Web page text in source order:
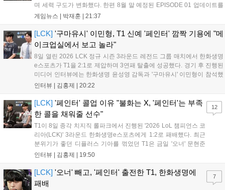
며 세력 구도가 변화했다. 한편 8월 말 예정된 EPISODE 01 업데이트를
통해 월드 콘텐츠가 추가될 예정이며, 이를 통해 추후 주신 및 절대신에
더욱 가속화될 전망이다....
게임뉴스 | 박재훈 21:37
[LCK] '구마유시' 이민형, T1 신예 '페인터' 깜짝 기용에 "메
이크업실에서 보고 놀라"
8일 열린 2026 LCK 정규 시즌 3라운드 레전드 그룹 매치에서 한화생명
e스포츠가 T1을 2:1로 제압하며 3연패 탈출에 성공했다. 경기 후 진행된
미디어 인터뷰에는 한화생명 윤성영 감독과 '구마유시' 이민형이 참석했
다. 먼저 승리 소감에 대해 윤성영 감독은 "오랜만에 승리해 기분이 좋고,
인터뷰 | 김홍제 20:22
[LCK] '페인터' 콜업 이유 "불화는 X, '페인터'는 부족
한 콜을 채워줄 선수"
T1이 8일 종각 치지직 롤파크에서 진행된 '2026 LoL 챔피언스 코
리아(LCK)' 3라운드 한화생명e스포츠에게 1:2로 패배했다. 최근
분위기가 좋던 디플러스 기아를 꺾었던 T1은 금일 '오너' 문현준
을 빼고 신예 '페인터' 김은후를 투입시키는 강수를 뒀으나 결국
즈' 김수환의 인터뷰 내...
인터뷰 | 김홍제 19:50
12
[LCK] '오너' 빼고, '페인터' 출전한 T1, 한화생명에
패배
7